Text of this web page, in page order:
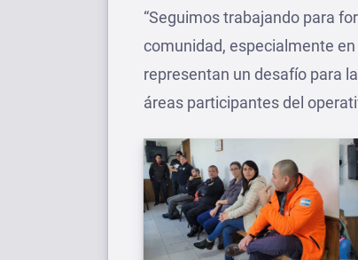
“Seguimos trabajando para
comunidad, especialmente
representan un desafío para
áreas participantes del